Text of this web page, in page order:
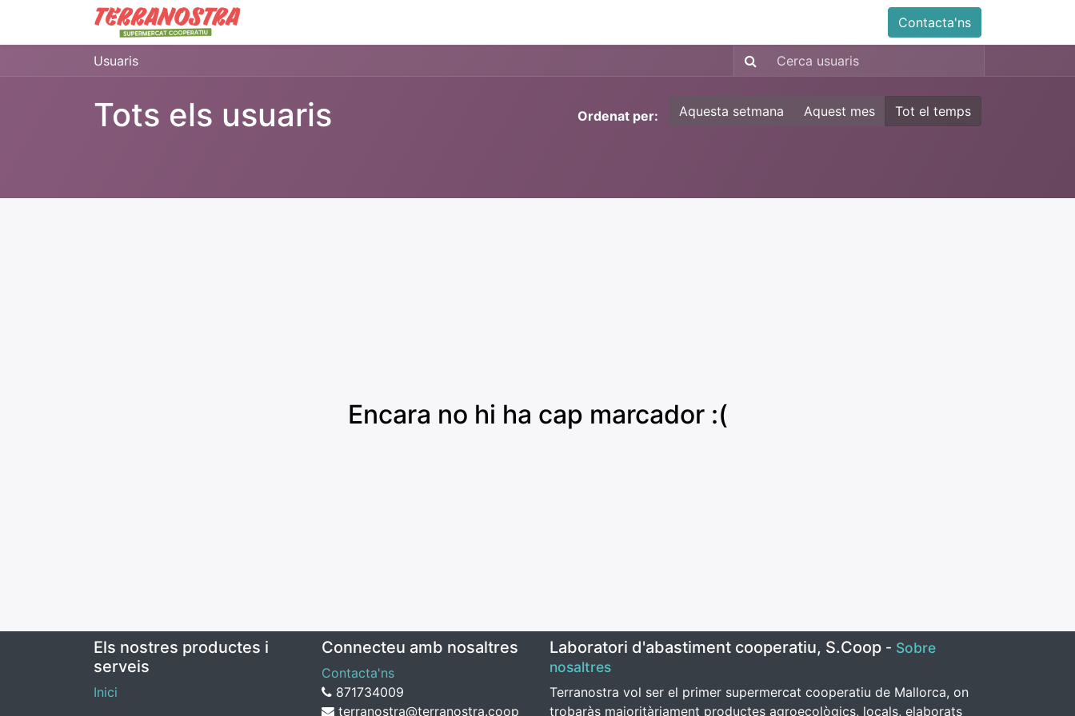
Contacta'ns
Usuaris
Tots els usuaris Ordenat per: Aquesta setmana Aquest mes Tot el temps
Encara no hi ha cap marcador :(
Els nostres productes i
serveis
Inici
Connecteu amb nosaltres
Contacta'ns
871734009
terranostra@terranostra.coop
Laboratori d'abastiment cooperatiu, S.Coop - Sobre
nosaltres
Terranostra vol ser el primer supermercat cooperatiu de Mallorca, on
trobaràs majoritàriament productes agroecològics, locals, elaborats